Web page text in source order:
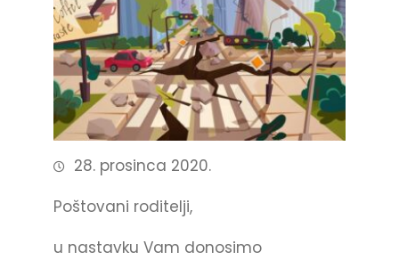
28. prosinca 2020.
Poštovani roditelji,
u nastavku Vam donosimo